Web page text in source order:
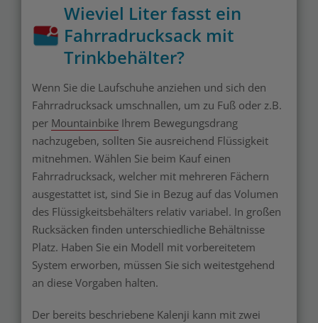
Wieviel Liter fasst ein
Fahrradrucksack mit
Trinkbehälter?
Wenn Sie die Laufschuhe anziehen und sich den
Fahrradrucksack umschnallen, um zu Fuß oder z.B.
per Mountainbike Ihrem Bewegungsdrang
nachzugeben, sollten Sie ausreichend Flüssigkeit
mitnehmen. Wählen Sie beim Kauf einen
Fahrradrucksack, welcher mit mehreren Fächern
ausgestattet ist, sind Sie in Bezug auf das Volumen
des Flüssigkeitsbehälters relativ variabel. In großen
Rucksäcken finden unterschiedliche Behältnisse
Platz. Haben Sie ein Modell mit vorbereitetem
System erworben, müssen Sie sich weitestgehend
an diese Vorgaben halten.
Der bereits beschriebene Kalenji kann mit zwei